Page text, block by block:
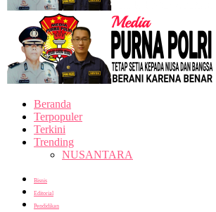
Beranda
Terpopuler
Terkini
Trending
NUSANTARA
Bisnis
Editorial
Pendidikan